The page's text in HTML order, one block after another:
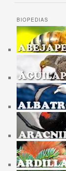
BIOPEDIAS